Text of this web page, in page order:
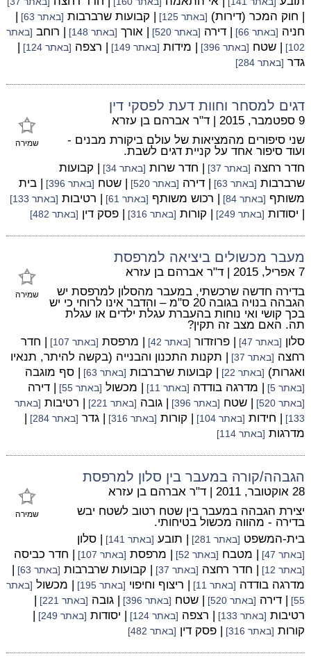
| חוק המכר (דירות) [באתר 125] | קבועות שרברבות [באתר 63]
|
חניה [באתר 66] | דירה [באתר 520] | אורך [באתר 148] | רוחב [באתר
102]
| שטח [באתר 396] | מידות [באתר 149] | רצפה [באתר 124]
|
גדר [באתר 284]
דגים למסחר וחוות דעת לפסקי דין
שמירה
9 ספטמבר, 2015 | ד"ר אברהם בן עזרא
שני סיפורים מהמציאות של עולם ביקורת מבנים -
ועוד סיפור אחד על קניית דגים לשבת.
חדר רחצה [באתר 37] | חדר שרות [באתר 34]
| קבועות
שרברבות [באתר 63] | דירה [באתר 520] | שטח [באתר 396]
| בית
משותף [באתר 84] | רכוש משותף [באתר 61] | רטיבות [באתר 133]
| יסודות [באתר 249] | קורות [באתר 316] | פסק דין [באתר 482]
מעבר מכשולים ביציאה למרפסת
שמירה
7 אפריל, 2015 | ד"ר אברהם בן עזרא
בדירה חדשה שרכשתי, במעבר מהסלון למרפסת יש
הגבהה בנויה בגובה 20 ס"מ – והדבר אינו לרוחי כי יש
בכך קושי ואי נוחות בהעברת עגלת ילדים או עגלת
תה. האם מצב זה תקין?
סלון [באתר 47] | פרוזדור [באתר 42] | מרפסת [באתר 107]
| חדר
רחצה [באתר 37]
| תקנות התכנון והבנייה (בקשה להיתר, תנאיו
ואגרות) [באתר 22] | קבועות שרברבות [באתר 63] | סף מוגבה
[באתר 5] | מדרגה בודדה [באתר 11] | מכשול [באתר 55] | דירה
[באתר 520] | שטח [באתר 396] | גובה [באתר 221] | רטיבות [באתר
133]
| חידות [באתר 104] | קורות [באתר 316] | גדר [באתר 284]
|
מדרגות [באתר 114]
הגבהה/קורה במעבר בין סלון למרפסת
שמירה
28 אוקטובר, 2011 | ד"ר אברהם בן עזרא
יצירת הגבהה במעבר בין שטח רטוב לשטח יבש
בדירה - מהווה מכשול בטיחותי.
בית-המשפט [באתר 281] | תובע [באתר 141] | סלון
[באתר 47] | מטבח [באתר 52] | מרפסת [באתר 107] | חדר כביסה
[באתר 12] | חדר רחצה [באתר 37] | קבועות שרברבות [באתר 63]
|
מדרגה בודדה [באתר 11] | ריצוף וחיפוי [באתר 195] | מכשול [באתר
55]
| דירה [באתר 520] | שטח [באתר 396] | גובה [באתר 221]
|
רטיבות [באתר 133] | רצפה [באתר 124] | יסודות [באתר 249]
|
קורות [באתר 316] | פסק דין [באתר 482]